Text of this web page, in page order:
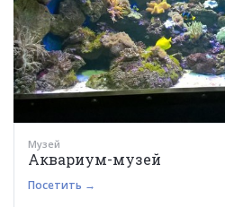
Музей
Аквариум-музей
Посетить →